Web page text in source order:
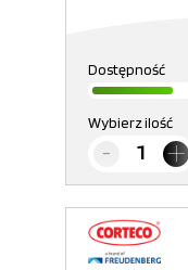
Dostępność
Wybierz ilość